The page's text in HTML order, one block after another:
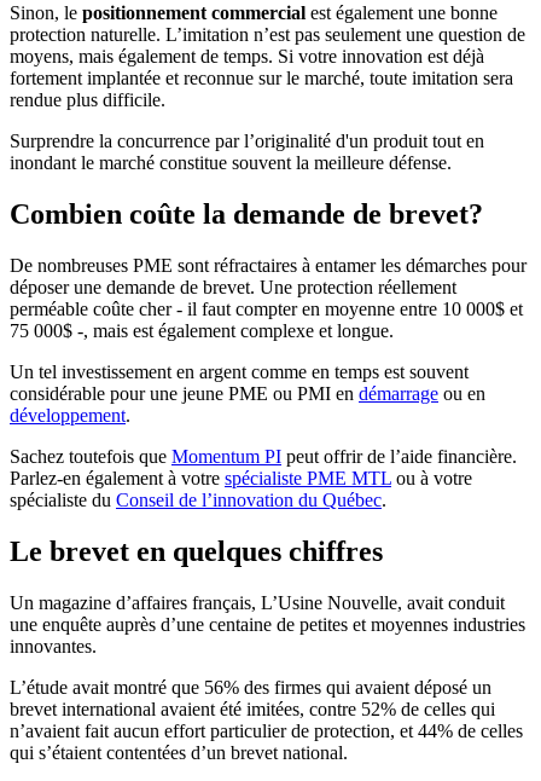
Sinon, le positionnement commercial est également une bonne
protection naturelle. L’imitation n’est pas seulement une question de
moyens, mais également de temps. Si votre innovation est déjà
fortement implantée et reconnue sur le marché, toute imitation sera
rendue plus difficile.
Surprendre la concurrence par l’originalité d'un produit tout en
inondant le marché constitue souvent la meilleure défense.
Combien coûte la demande de brevet?
De nombreuses PME sont réfractaires à entamer les démarches pour
déposer une demande de brevet. Une protection réellement
perméable coûte cher - il faut compter en moyenne entre 10 000$ et
75 000$ -, mais est également complexe et longue.
Un tel investissement en argent comme en temps est souvent
considérable pour une jeune PME ou PMI en démarrage ou en
développement.
Sachez toutefois que Momentum PI peut offrir de l’aide financière.
Parlez-en également à votre spécialiste PME MTL ou à votre
spécialiste du Conseil de l’innovation du Québec.
Le brevet en quelques chiffres
Un magazine d’affaires français, L’Usine Nouvelle, avait conduit
une enquête auprès d’une centaine de petites et moyennes industries
innovantes.
L’étude avait montré que 56% des firmes qui avaient déposé un
brevet international avaient été imitées, contre 52% de celles qui
n’avaient fait aucun effort particulier de protection, et 44% de celles
qui s’étaient contentées d’un brevet national.